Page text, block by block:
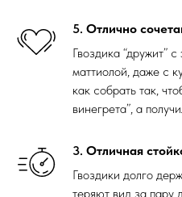
5. Отлично
Гвоздика “дружит”
маттиолой, даже с
как собрать так,
винегрета”, а
3. Отличная
Гвоздики долго
теряют вид за